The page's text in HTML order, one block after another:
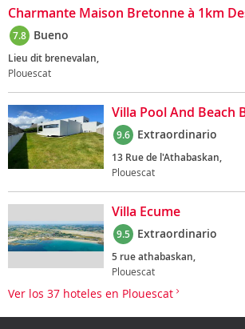
Charmante Maison Bretonne à 1km
7.8 Bueno
Lieu dit brenevalan,
Plouescat
Villa Pool And Beach
9.6 Extraordinario
13 Rue de l'Athabaskan,
Plouescat
Villa Ecume
9.5 Extraordinario
5 rue athabaskan,
Plouescat
Ver los 37 hoteles en Plouescat